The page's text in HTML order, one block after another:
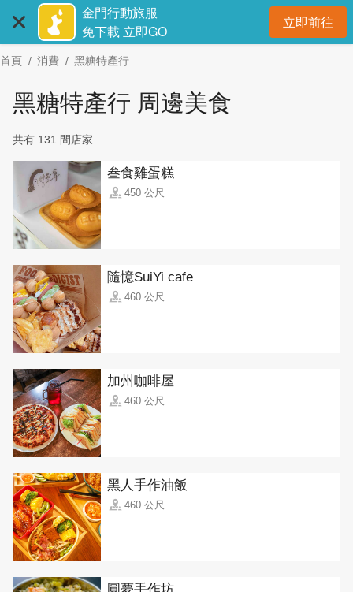
主
要
金門行動旅服
免下載 立即GO
立即前往開
首頁 消費 黑糖特產行
黑糖特產行 周邊美食
共有 131 間店家
叁食雞蛋糕
450 公尺
隨憶SuiYi cafe
460 公尺
加州咖啡屋
460 公尺
黑人手作油飯
460 公尺